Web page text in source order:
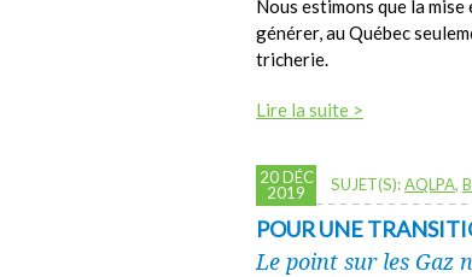
Nous estimons que la
générer, au Québec
tricherie.
Lire la suite >
20 DÉC
2019
SUJET(S):AQLPA,
POUR UNE
Le point sur les Gaz